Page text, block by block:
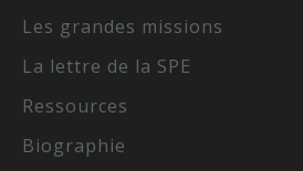
Les grandes missions
La lettre de la SPE
Ressources
Biographie